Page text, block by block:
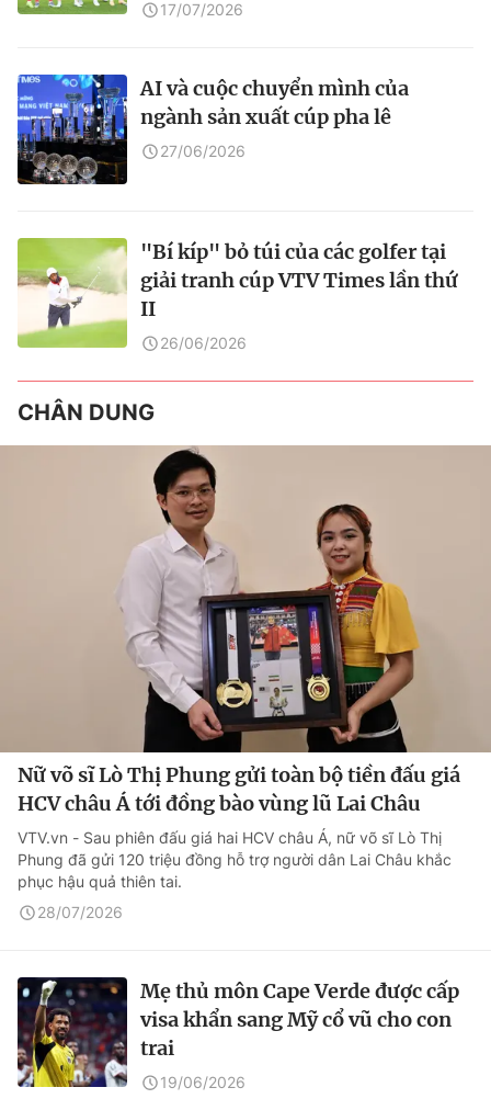
17/07/2026
AI và cuộc chuyển mình của
ngành sản xuất cúp pha lê
27/06/2026
"Bí kíp" bỏ túi của các golfer tại
giải tranh cúp VTV Times lần thứ
II
26/06/2026
CHÂN DUNG
Nữ võ sĩ Lò Thị Phung gửi toàn bộ tiền đấu giá
HCV châu Á tới đồng bào vùng lũ Lai Châu
VTV.vn - Sau phiên đấu giá hai HCV châu Á, nữ võ sĩ Lò Thị
Phung đã gửi 120 triệu đồng hỗ trợ người dân Lai Châu khắc
phục hậu quả thiên tai.
28/07/2026
Mẹ thủ môn Cape Verde được cấp
visa khẩn sang Mỹ cổ vũ cho con
trai
19/06/2026